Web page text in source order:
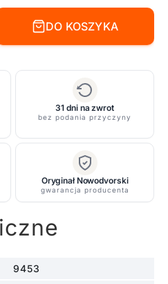
DO KOSZYKA
31 dni na zwrot
bez podania przyczyny
Oryginał Nowodvorski
gwarancja producenta
9453